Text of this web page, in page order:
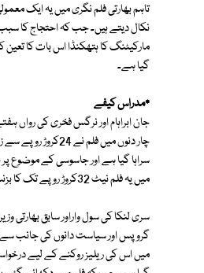
تاہم بھارتی فلم نگری میں یہ ایک
نکال دیتے ہیں۔ جب کہ احتجاج کا سبب
مارکیٹنگ کا ہتھکنڈا اس بات کا
گیا ہے۔
٭مدراس کیفے
جان ابراہام اور نرگس فخری کی رواں
چار دنوں میں
سراہا گیا ہے اور جاسوسی کے موضوع
میں یہ فلم نیٹ 32کروڑ روپے تک کا بزنس کرلے گی۔
سری لنکا کی سول واراور سابق بھارتی
گروپس اور سیاست دانوں کی جانب سے
میں اس کی ریلیز روکنے کے لیے